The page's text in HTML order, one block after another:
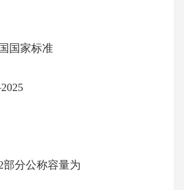
国家标准
部分公称容量为